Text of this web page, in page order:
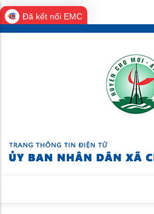
Đã kết nối EMC
Skip